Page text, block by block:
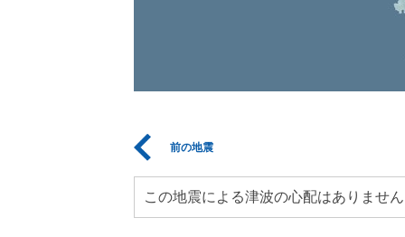
前の地震
この地震による津波の心配はありませ